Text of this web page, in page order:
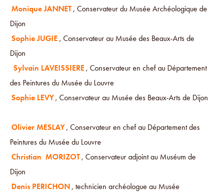
Monique JANNET, Conservateur du Musée Archéologique de
Dijon
Sophie JUGIE, Conservateur au Musée des Beaux-Arts de
Dijon
Sylvain LAVEISSIERE, Conservateur en chef au Département
des Peintures du Musée du Louvre
Sophie LEVY, Conservateur au Musée des Beaux-Arts de Dijon
Olivier MESLAY, Conservateur en chef au Département des
Peintures du Musée du Louvre
Christian MORIZOT, Conservateur adjoint au Muséum de
Dijon
Denis PERICHON, technicien archéologue au Musée